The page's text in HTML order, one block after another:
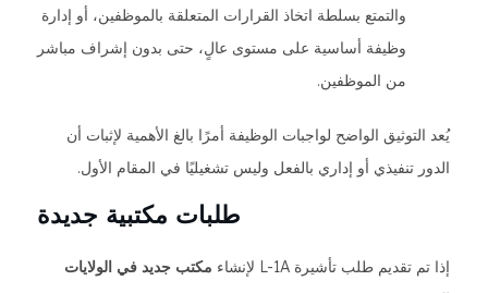
والتمتع بسلطة اتخاذ القرارات المتعلقة بالموظفين، أو إدارة
وظيفة أساسية على مستوى عالٍ، حتى بدون إشراف مباشر
من الموظفين.
يُعد التوثيق الواضح لواجبات الوظيفة أمرًا بالغ الأهمية لإثبات أن
الدور تنفيذي أو إداري بالفعل وليس تشغيليًا في المقام الأول.
طلبات مكتبية جديدة
إذا تم تقديم طلب تأشيرة L-1A لإنشاء
مكتب جديد في الولايات